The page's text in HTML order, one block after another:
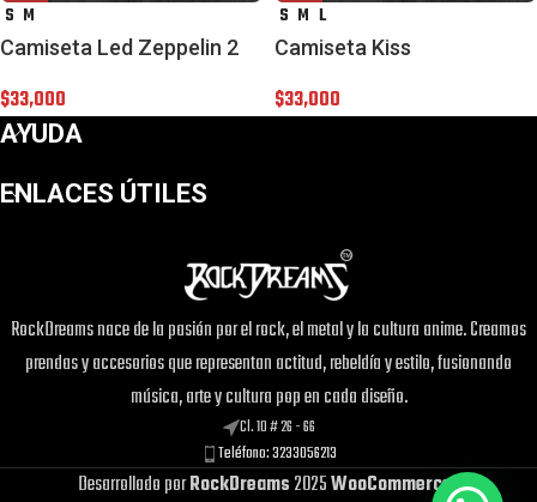
S M
Camiseta Led Zeppelin 2
$33,000
S M L
Camiseta Kiss
$33,000
AYUDA
ENLACES ÚTILES
RockDreams nace de la pasión por el rock, el metal y la cultura anime. Creamos
prendas y accesorios que representan actitud, rebeldía y estilo, fusionando
música, arte y cultura pop en cada diseño.
Cl. 10 # 26 - 66
Teléfono: 3233056213
Desarrollado porRockDreams2025WooCommerce.
Buzo Perchado Sin capota Rosado
puede ser tuyo solo por$55,000 !
Si tienes alguna duda, pregúntanos.